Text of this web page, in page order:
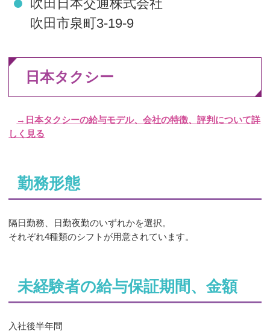
吹田日本交通株式会社
吹田市泉町3‐19‐9
日本タクシー
→日本タクシーの給与モデル、会社の特徴、評判について詳
しく見る
勤務形態
隔日勤務、日勤夜勤のいずれかを選択。
それぞれ4種類のシフトが用意されています。
未経験者の給与保証期間、金額
入社後半年間